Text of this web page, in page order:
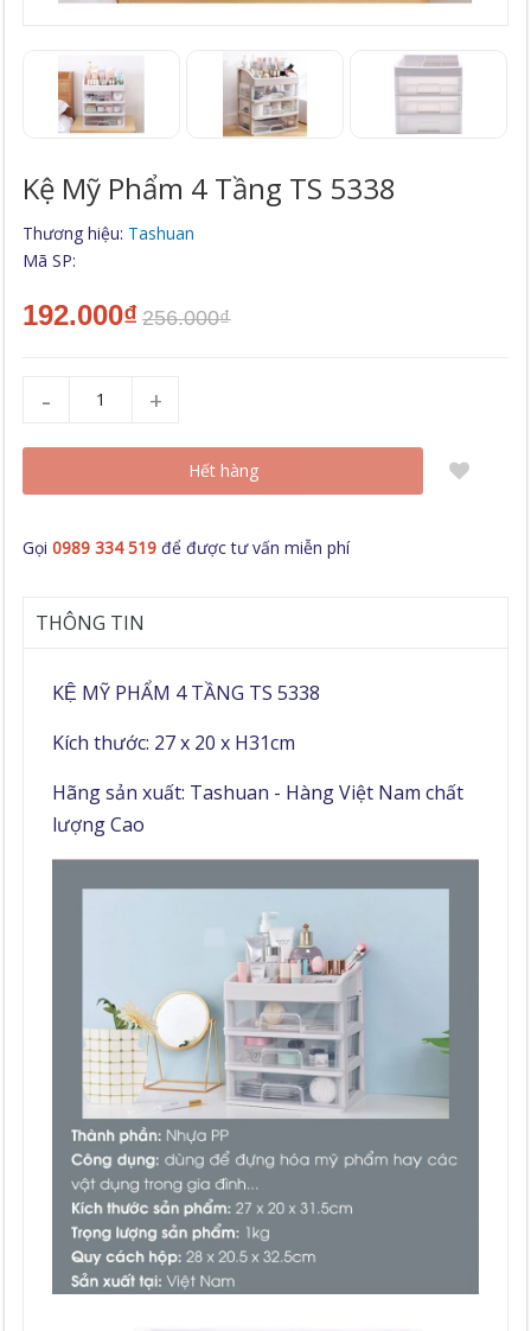
Kệ Mỹ Phẩm 4 Tầng TS 5338
Thương hiệu: Tashuan
Mã SP:
192.000₫ 256.000₫
- +
Hết hàng
Gọi0989 334 519 để được tư vấn miễn phí
THÔNG TIN
KỆ MỸ PHẨM 4 TẦNG TS 5338
Kích thước: 27 x 20 x H31cm
Hãng sản xuất: Tashuan - Hàng Việt Nam chất
lượng Cao